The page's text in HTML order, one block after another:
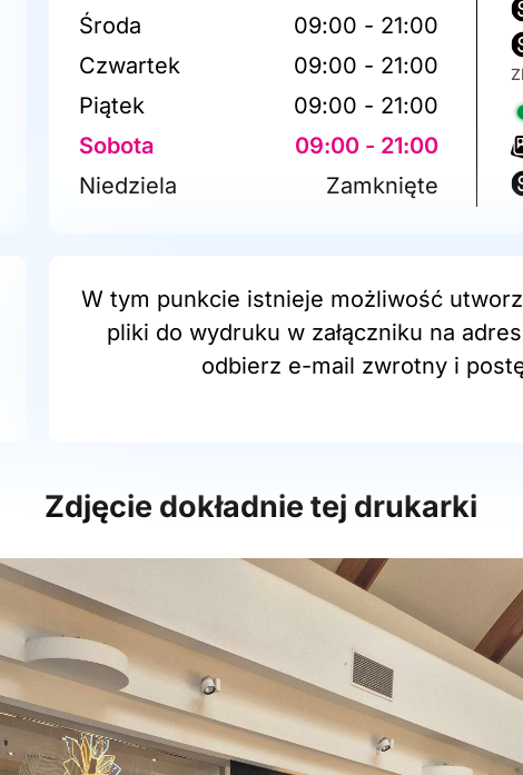
Środa
09:00 - 21:00
Czwartek
09:00 - 21:00
Piątek
09:00 - 21:00
Sobota
09:00 - 21:00
Niedziela
Zamknięte
W tym punkcie istnieje możliwość
pliki do wydruku w załączniku na
odbierz e-mail zwrotny i
Zdjęcie dokładnie tej drukarki